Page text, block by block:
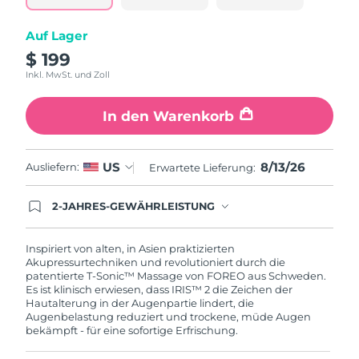
Auf Lager
$ 199
Inkl. MwSt. und Zoll
In den Warenkorb
Ausliefern: US Erwartete Lieferung: 8/13/26
2-JAHRES-GEWÄHRLEISTUNG
innerhalb eines Jahres ab Kaufdatum Anlass zur
Beanstandung deines FOREO-Produktes haben
solltest, bekommst du dieses Produkt von
FOREO gratis ersetzt.
Inspiriert von alten, in Asien praktizierten
Akupressurtechniken und revolutioniert durch die
patentierte T-Sonic™ Massage von FOREO aus Schweden.
Es ist klinisch erwiesen, dass IRIS™ 2 die Zeichen der
Hautalterung in der Augenpartie lindert, die
Augenbelastung reduziert und trockene, müde Augen
bekämpft - für eine sofortige Erfrischung.
Taiwan
Thailand
Türkei
Vereinigte Arabische
Emirate
8/13/26
Vereinigtes
Königreich
Vereinigte Staaten Erwartete Lieferung8/13/26
Usbekistan Erwartete Lieferung
Vietnam Erwartete Lieferung